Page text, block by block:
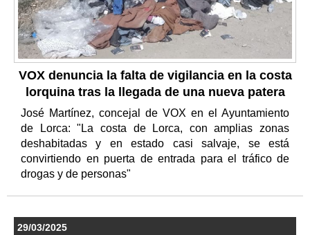
VOX denuncia la falta de vigilancia en la costa
lorquina tras la llegada de una nueva patera
José Martínez, concejal de VOX en el Ayuntamiento
de Lorca: "La costa de Lorca, con amplias zonas
deshabitadas y en estado casi salvaje, se está
convirtiendo en puerta de entrada para el tráfico de
drogas y de personas"
29/03/2025